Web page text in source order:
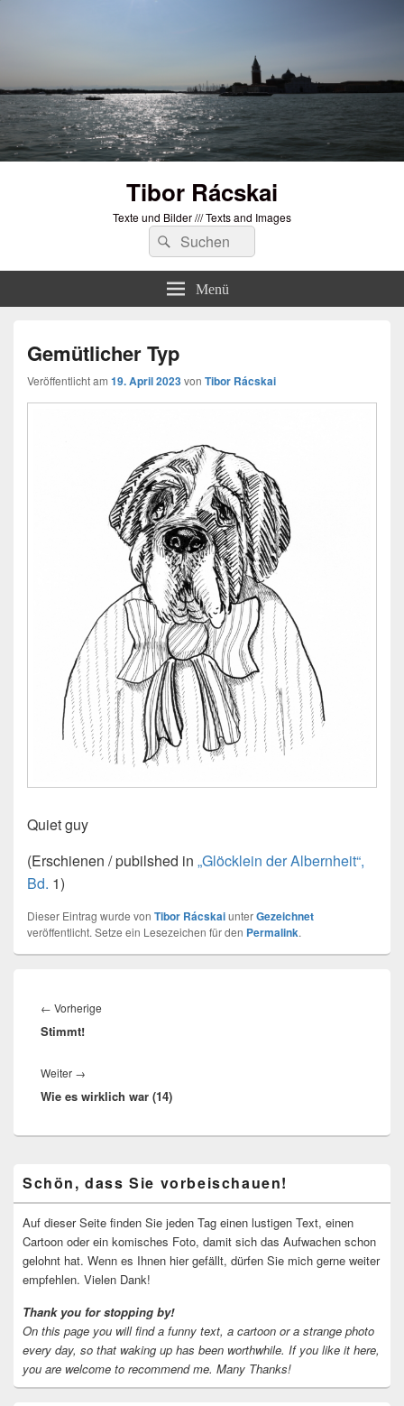
Tibor Rácskai
Texte und Bilder /// Texts and Images
Suchen
nach:
Suchen
Menü
Gemütlicher Typ
Veröffentlicht am 19. April 2023von Tibor Rácskai
Quiet guy
(Erschienen / pubilshed in „Glöcklein der Albernheit“,
Bd. 1)
Dieser Eintrag wurde von Tibor RácskaiunterGezeichnet
veröffentlicht. Setze ein Lesezeichen für den Permalink.
← Vorherige
Stimmt!
Weiter →
Beitrag:
Wie es wirklich war (14)
Seitenleisten-
Widgetbereich
Schön, dass Sie vorbeischauen!
Auf dieser Seite finden Sie jeden Tag einen lustigen Text, einen
Cartoon oder ein komisches Foto, damit sich das Aufwachen schon
gelohnt hat. Wenn es Ihnen hier gefällt, dürfen Sie mich gerne weiter
empfehlen. Vielen Dank!
Thank you for stopping by!
On this page you will find a funny text, a cartoon or a strange photo
every day, so that waking up has been worthwhile. If you like it here,
you are welcome to recommend me. Many Thanks!